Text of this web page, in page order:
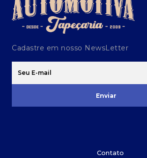
Cadastre em nosso NewsLetter
Enviar
Contato